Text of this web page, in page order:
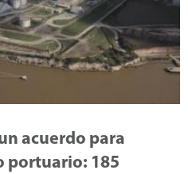
acuerdo para
portuario: 185